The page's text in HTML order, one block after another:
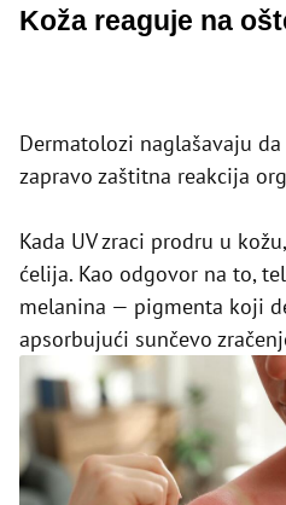
Koža reaguje na
Dermatolozi naglašavaju
zapravo zaštitna reakcija
Kada UV zraci prodru u
ćelija. Kao odgovor na to,
melanina — pigmenta koji
apsorbujući sunčevo